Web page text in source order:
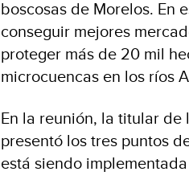
boscosas de Morelos. En
conseguir mejores
proteger más de 20 mil
microcuencas en los ríos
En la reunión, la titular
presentó los tres puntos
está siendo